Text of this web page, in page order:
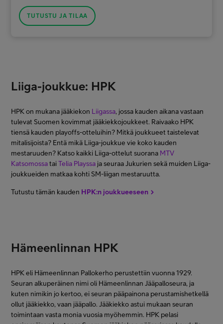
TUTUSTU JA TILAA
Liiga-joukkue: HPK
HPK on mukana jääkiekon Liigassa, jossa kauden aikana vastaan
tulevat Suomen kovimmat jääkiekkojoukkeet. Raivaako HPK
tiensä kauden playoffs-otteluihin? Mitkä joukkueet taistelevat
mitalisijoista? Entä mikä Liiga-joukkue vie koko kauden
mestaruuden? Katso kaikki Liiga-ottelut suorana MTV
KatsomossataiTelia Playssa ja seuraa Jukurien sekä muiden Liiga-
joukkueiden matkaa kohti SM-liigan mestaruutta.
Tutustu tämän kauden HPK:n joukkueeseen
Hämeenlinnan HPK
HPK eli Hämeenlinnan Pallokerho perustettiin vuonna 1929.
Seuran alkuperäinen nimi oli Hämeenlinnan Jääpalloseura, ja
kuten nimikin jo kertoo, ei seuran pääpainona perustamishetkellä
ollut jääkiekko, vaan jääpallo. Jääkiekko astui mukaan seuran
toimintaan vasta monia vuosia myöhemmin. HPK pelasi